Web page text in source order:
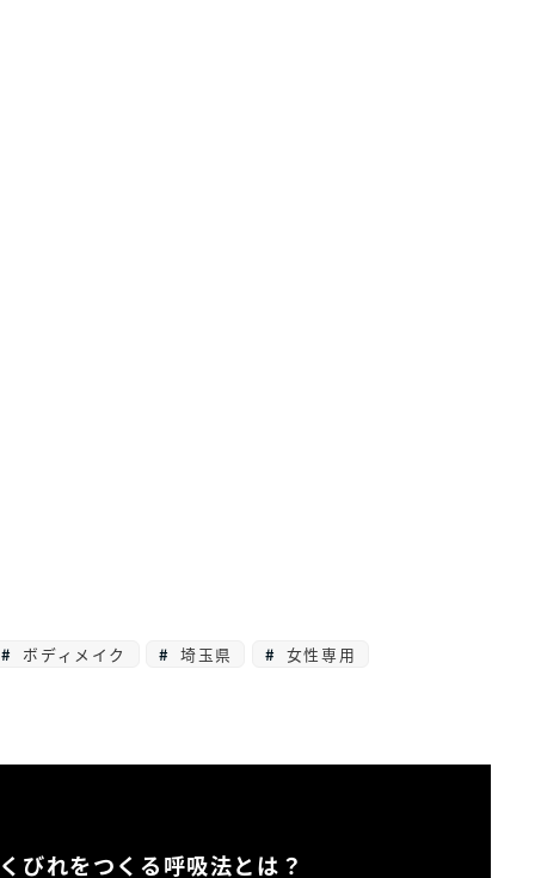
ボディメイク 埼玉県
女性専用
びれをつくる呼吸法とは？